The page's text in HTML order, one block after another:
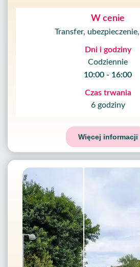
W cenie
Transfer,
Dni i godziny
Codziennie
10:00 - 16:00
Czas trwania
6 godziny
Więcej informacji